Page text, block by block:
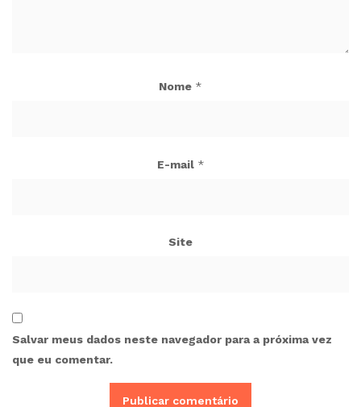
Nome *
E-mail *
Site
Salvar meus dados neste navegador para a próxima vez
que eu comentar.